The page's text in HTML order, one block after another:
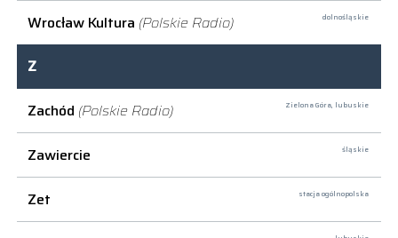
Wrocław Kultura (Polskie Radio) dolnośląskie
Z
Zachód (Polskie Radio) Zielona Góra, lubuskie
Zawiercie śląskie
Zet stacja ogólnopolska